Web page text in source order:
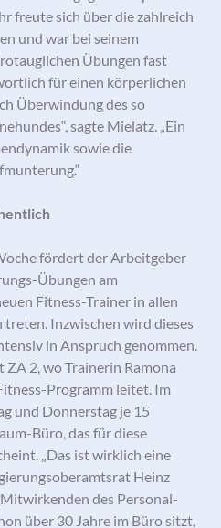
freute sich über die zahlreich
und war bei seinem
Übungen fast
für einen körperlichen
Überwindung des so
sagte Mielatz. „Ein
sowie die
fördert der Arbeitgeber
Übungen am
Fitness-Trainer in allen
Inzwischen wird dieses
in Anspruch genommen.
ZA 2, wo Trainerin Ramona
Programm leitet. Im
und Donnerstag je 15
Büro, das für diese
„Das ist wirklich eine
Heinz
des Personal-
über 30 Jahre im Büro sitzt,